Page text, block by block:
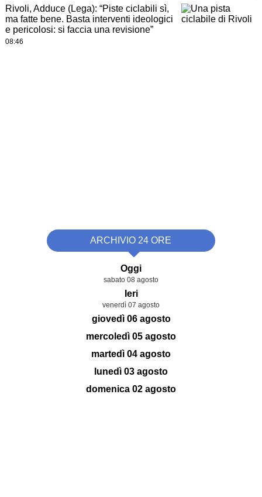
Rivoli, Adduce (Lega): “Piste ciclabili sì,
ma fatte bene. Basta interventi ideologici
e pericolosi: si faccia una revisione”
08:46
ARCHIVIO 24 ORE
Oggi
sabato 08 agosto
Ieri
venerdì 07 agosto
giovedì 06 agosto
mercoledì 05 agosto
martedì 04 agosto
lunedì 03 agosto
domenica 02 agosto